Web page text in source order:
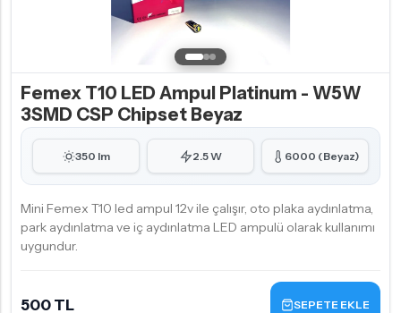
Femex T10 LED Ampul Platinum - W5W
3SMD CSP Chipset Beyaz
350 lm 2.5 W 6000 (Beyaz)
Mini Femex T10 led ampul 12v ile çalışır, oto plaka aydınlatma,
park aydınlatma ve iç aydınlatma LED ampulü olarak kullanımı
uygundur.
500 TL SEPETE EKLE